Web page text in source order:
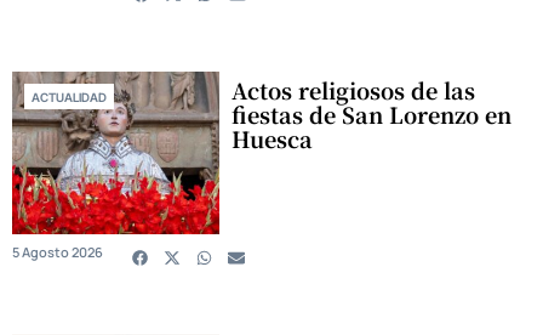
ACTUALIDAD Actos religiosos de las
fiestas de San Lorenzo en
Huesca
5 Agosto 2026